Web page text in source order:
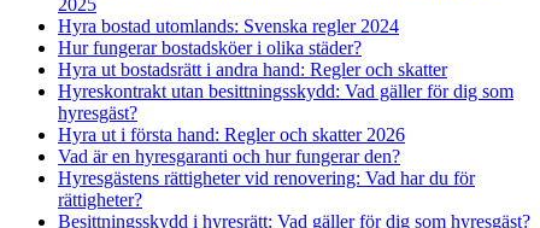
Hyra bostad utomlands: Svenska regler 2024
Hur fungerar bostadsköer i olika städer?
Hyra ut bostadsrätt i andra hand: Regler och skatter
Hyreskontrakt utan besittningsskydd: Vad gäller för dig som
hyresgäst?
Hyra ut i första hand: Regler och skatter 2026
Vad är en hyresgaranti och hur fungerar den?
Hyresgästens rättigheter vid renovering: Vad har du för
rättigheter?
Besittningsskydd i hyresrätt: Vad gäller för dig som hyresgäst?